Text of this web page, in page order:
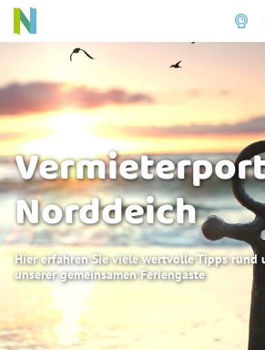
Norddeich
Hier erfahren Sie viele wertvolle Tipps rund
unserer gemeinsamen Feriengäste